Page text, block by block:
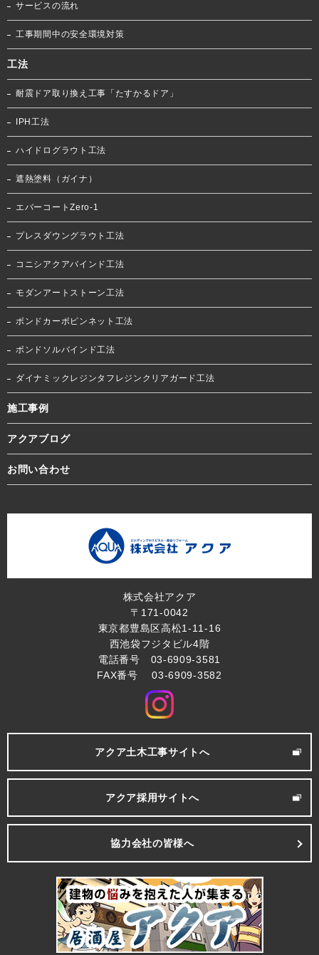
サービスの流れ
工事期間中の安全環境対策
工法
耐震ドア取り換え工事「たすかるドア」
IPH工法
ハイドログラウト工法
遮熱塗料（ガイナ）
エバーコートZero-1
プレスダウングラウト工法
コニシアクアバインド工法
モダンアートストーン工法
ボンドカーボピンネット工法
ボンドソルバインド工法
ダイナミックレジンタフレジンクリアガード工法
施工事例
アクアブログ
お問い合わせ
株式会社アクア
〒171-0042
東京都豊島区高松1-11-16
西池袋フジタビル4階
電話番号 03-6909-3581
FAX番号 03-6909-3582
アクア土木工事サイトへ
アクア採用サイトへ
協力会社の皆様へ